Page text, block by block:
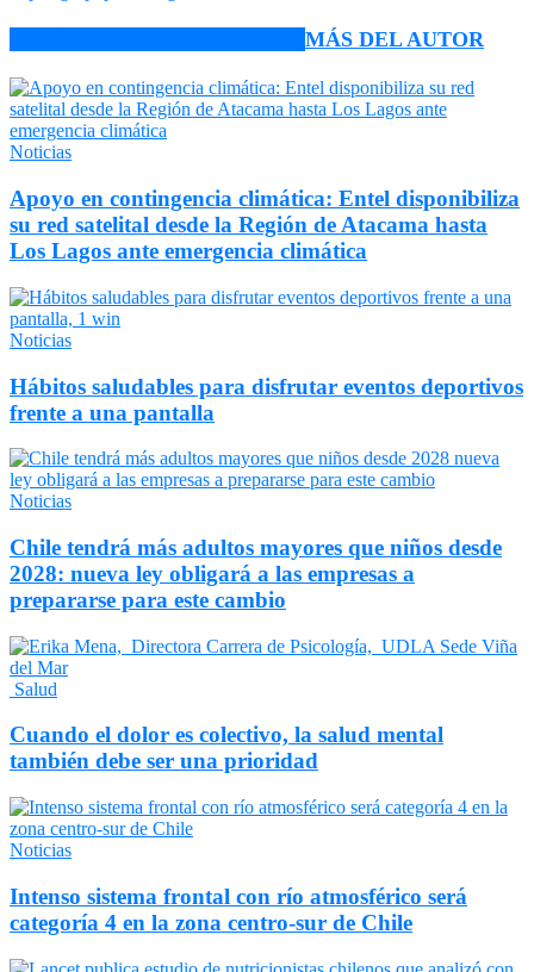
MÁS DEL AUTOR
Noticias
Apoyo en contingencia climática: Entel disponibiliza
su red satelital desde la Región de Atacama hasta
Los Lagos ante emergencia climática
Noticias
Hábitos saludables para disfrutar eventos deportivos
frente a una pantalla
Noticias
Chile tendrá más adultos mayores que niños desde
2028: nueva ley obligará a las empresas a
prepararse para este cambio
Salud
Cuando el dolor es colectivo, la salud mental
también debe ser una prioridad
Noticias
Intenso sistema frontal con río atmosférico será
categoría 4 en la zona centro-sur de Chile